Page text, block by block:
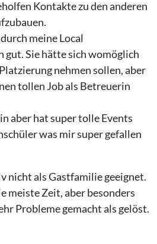
Kontakte zu den anderen
meine Local
Sie hätte sich womöglich
nehmen sollen, aber
tollen Job als Betreuerin
aber hat super tolle Events
was mir super gefallen
nicht als Gastfamilie geeignet.
meiste Zeit, aber besonders
Probleme gemacht als gelöst.